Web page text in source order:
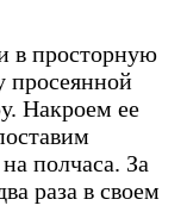
в просторную
просеянной
Накроем ее
полчаса. За
раза в своем